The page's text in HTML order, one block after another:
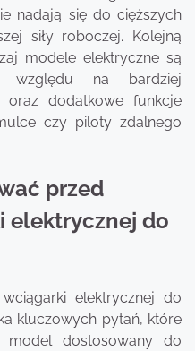
nadają się do cięższych
siły roboczej. Kolejną
modele elektryczne są
na bardziej
oraz dodatkowe funkcje
czy piloty zdalnego
przed
elektrycznej do
elektrycznej do
kluczowych pytań, które
model dostosowany do